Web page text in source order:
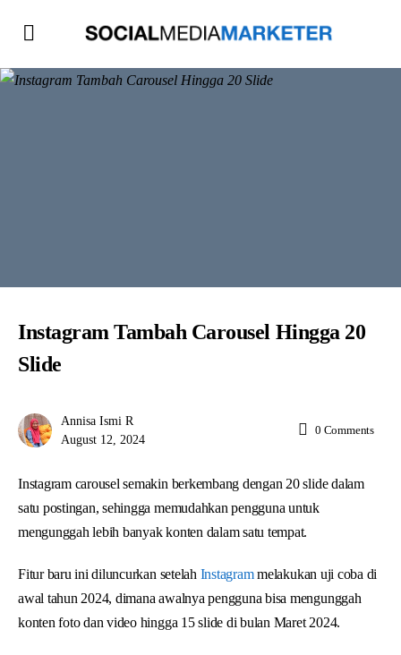
Instagram Tambah Carousel Hingga 20
Slide
Annisa Ismi R
August 12, 2024
0 Comments
Instagram carousel semakin berkembang dengan 20 slide dalam
satu postingan, sehingga memudahkan pengguna untuk
mengunggah lebih banyak konten dalam satu tempat.
Fitur baru ini diluncurkan setelah Instagrammelakukan uji coba di
awal tahun 2024, dimana awalnya pengguna bisa mengunggah
konten foto dan video hingga 15 slide di bulan Maret 2024.